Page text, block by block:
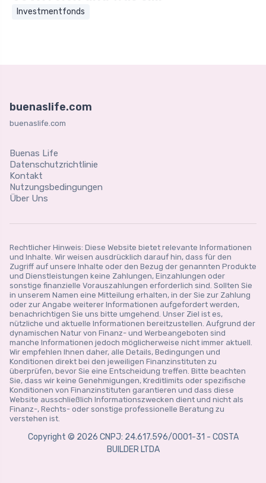
Investmentfonds
buenaslife.com
buenaslife.com
Buenas Life
Datenschutzrichtlinie
Kontakt
Nutzungsbedingungen
Über Uns
Rechtlicher Hinweis: Diese Website bietet relevante Informationen
und Inhalte. Wir weisen ausdrücklich darauf hin, dass für den
Zugriff auf unsere Inhalte oder den Bezug der genannten Produkte
und Dienstleistungen keine Zahlungen, Einzahlungen oder
sonstige finanzielle Vorauszahlungen erforderlich sind. Sollten Sie
in unserem Namen eine Mitteilung erhalten, in der Sie zur Zahlung
oder zur Angabe weiterer Informationen aufgefordert werden,
benachrichtigen Sie uns bitte umgehend. Unser Ziel ist es,
nützliche und aktuelle Informationen bereitzustellen. Aufgrund der
dynamischen Natur von Finanz- und Werbeangeboten sind
manche Informationen jedoch möglicherweise nicht immer aktuell.
Wir empfehlen Ihnen daher, alle Details, Bedingungen und
Konditionen direkt bei den jeweiligen Finanzinstituten zu
überprüfen, bevor Sie eine Entscheidung treffen. Bitte beachten
Sie, dass wir keine Genehmigungen, Kreditlimits oder spezifische
Konditionen von Finanzinstituten garantieren und dass diese
Website ausschließlich Informationszwecken dient und nicht als
Finanz-, Rechts- oder sonstige professionelle Beratung zu
verstehen ist.
Copyright © 2026 CNPJ: 24.617.596/0001-31 - COSTA
BUILDER LTDA